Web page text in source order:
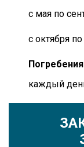
с мая по
с октября
каждый